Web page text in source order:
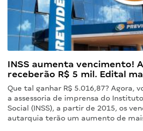
INSS aumenta vencimento!
receberão R$ 5 mil. Edital
Que tal ganhar R$ 5.016,87? Agora,
a assessoria de imprensa do
Social (INSS), a partir de 2015, os
autarquia terão um aumento de